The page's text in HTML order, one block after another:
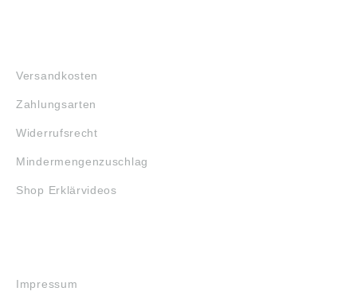
Versandkosten
Zahlungsarten
Widerrufsrecht
Mindermengenzuschlag
Shop Erklärvideos
Impressum